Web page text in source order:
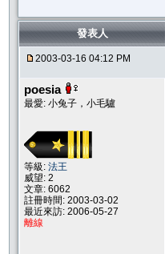
發表人
2003-03-16 04:12 PM
poesia
最愛: 小兔子，小毛驢
等級: 法王
威望: 2
文章: 6062
註冊時間: 2003-03-02
最近來訪: 2006-05-27
離線